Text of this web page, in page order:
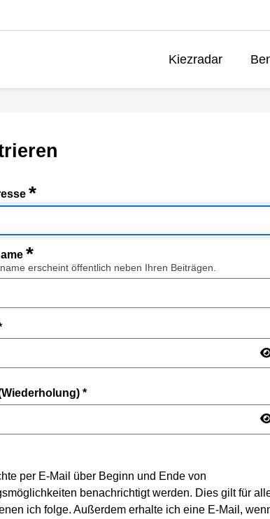
Kiezradar
*
*
erscheint öffentlich neben Ihren Beiträgen.
*
per E-Mail über Beginn und Ende von
benachrichtigt werden. Dies gilt für
ich folge. Außerdem erhalte ich eine E-Mail,